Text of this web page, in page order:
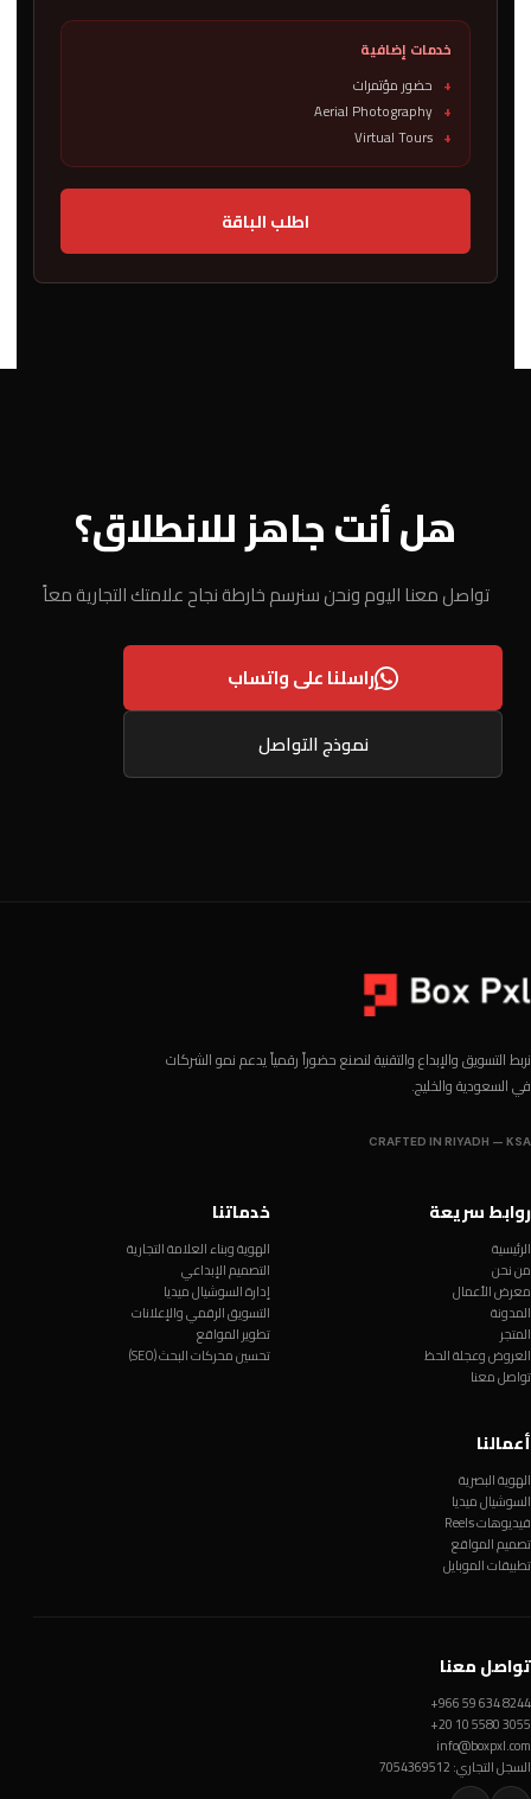
خدمات إضافية
حضور مؤتمرات
Aerial Photography
Virtual Tours
اطلب الباقة
هل أنت جاهز للانطلاق؟
تواصل معنا اليوم ونحن سنرسم خارطة نجاح علامتك التجارية معاً
راسلنا على واتساب
نموذج التواصل
نربط التسويق والإبداع والتقنية لنصنع حضوراً رقمياً يدعم نمو الشركات
في السعودية والخليج.
CRAFTED IN RIYADH — KSA
روابط سريعة
الرئيسية
من نحن
معرض الأعمال
المدونة
المتجر
العروض وعجلة الحظ
تواصل معنا
خدماتنا
الهوية وبناء العلامة التجارية
التصميم الإبداعي
إدارة السوشيال ميديا
التسويق الرقمي والإعلانات
تطوير المواقع
تحسين محركات البحث (SEO)
أعمالنا
الهوية البصرية
السوشيال ميديا
فيديوهات Reels
تصميم المواقع
تطبيقات الموبايل
تواصل معنا
+966 59 634 8244
+20 10 5580 3055
info@boxpxl.com
السجل التجاري: 7054369512